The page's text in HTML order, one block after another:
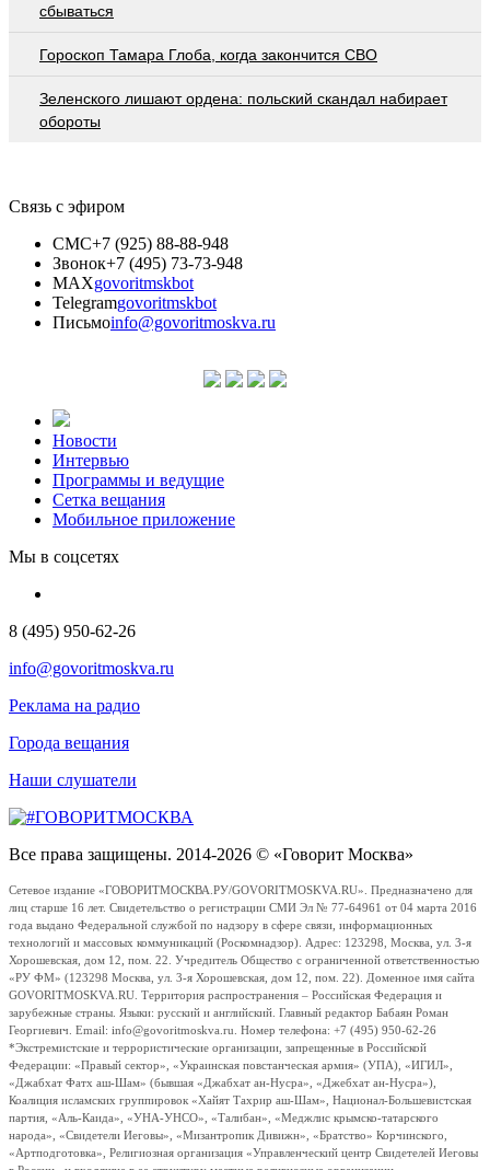
сбываться
Гороскоп Тамара Глоба, когда закончится СВО
Зеленского лишают ордена: польский скандал набирает
обороты
Связь с эфиром
СМС+7 (925) 88-88-948
Звонок+7 (495) 73-73-948
MAXgovoritmskbot
Telegramgovoritmskbot
Письмоinfo@govoritmoskva.ru
Новости
Интервью
Программы и ведущие
Сетка вещания
Мобильное приложение
Мы в соцсетях
8 (495) 950-62-26
info@govoritmoskva.ru
Реклама на радио
Города вещания
Наши слушатели
Все права защищены. 2014-2026 © «Говорит Москва»
Сетевое издание «ГОВОРИТМОСКВА.РУ/GOVORITMOSKVA.RU». Предназначено для
лиц старше 16 лет. Свидетельство о регистрации СМИ Эл № 77-64961 от 04 марта 2016
года выдано Федеральной службой по надзору в сфере связи, информационных
технологий и массовых коммуникаций (Роскомнадзор). Адрес: 123298, Москва, ул. 3-я
Хорошевская, дом 12, пом. 22. Учредитель Общество с ограниченной ответственностью
«РУ ФМ» (123298 Москва, ул. 3-я Хорошевская, дом 12, пом. 22). Доменное имя сайта
GOVORITMOSKVA.RU. Территория распространения – Российская Федерация и
зарубежные страны. Языки: русский и английский. Главный редактор Бабаян Роман
Георгиевич. Email: info@govoritmoskva.ru. Номер телефона: +7 (495) 950-62-26
*Экстремистские и террористические организации, запрещенные в Российской
Федерации: «Правый сектор», «Украинская повстанческая армия» (УПА), «ИГИЛ»,
«Джабхат Фатх аш-Шам» (бывшая «Джабхат ан-Нусра», «Джебхат ан-Нусра»),
Коалиция исламских группировок «Хайят Тахрир аш-Шам», Национал-Большевистская
партия, «Аль-Каида», «УНА-УНСО», «Талибан», «Меджлис крымско-татарского
народа», «Свидетели Иеговы», «Мизантропик Дивижн», «Братство» Корчинского,
«Артподготовка», Религиозная организация «Управленческий центр Свидетелей Иеговы